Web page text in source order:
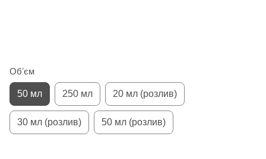
Обʼєм
50 мл 250 мл 20 мл (розлив)
30 мл (розлив) 50 мл (розлив)